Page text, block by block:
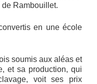
Rambouillet.
en une école
soumis aux aléas et
et sa production, qui
voit ses prix